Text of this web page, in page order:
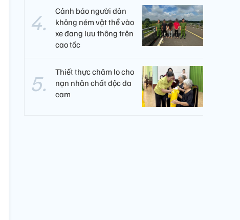
Cảnh báo người dân
không ném vật thể vào
xe đang lưu thông trên
cao tốc
Thiết thực chăm lo cho
nạn nhân chất độc da
cam